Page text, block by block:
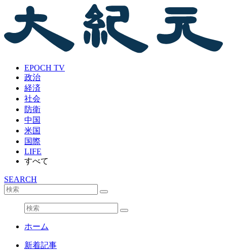
EPOCH TV
政治
経済
社会
防衛
中国
米国
国際
LIFE
すべて
SEARCH
ホーム
新着記事